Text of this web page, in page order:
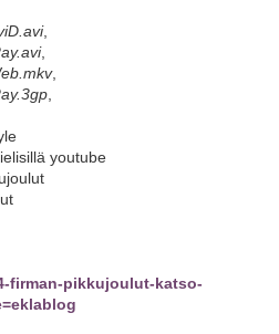
,
,
,
youtube
firman-pikkujoulut-katso-